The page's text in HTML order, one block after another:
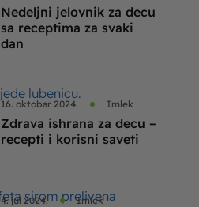
Nedeljni jelovnik za decu
sa receptima za svaki
dan
16. oktobar 2024. Imlek
Zdrava ishrana za decu –
recepti i korisni saveti
4. jul 2024. Imlek